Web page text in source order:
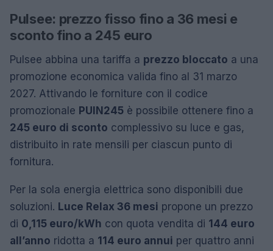
Pulsee: prezzo fisso fino a 36 mesi e
sconto fino a 245 euro
Pulsee abbina una tariffa a prezzo bloccato a una
promozione economica valida fino al 31 marzo
2027. Attivando le forniture con il codice
promozionale PUIN245 è possibile ottenere fino a
245 euro di sconto complessivo su luce e gas,
distribuito in rate mensili per ciascun punto di
fornitura.
Per la sola energia elettrica sono disponibili due
soluzioni. Luce Relax 36 mesi propone un prezzo
di 0,115 euro/kWh con quota vendita di 144 euro
all’anno ridotta a 114 euro annui per quattro anni